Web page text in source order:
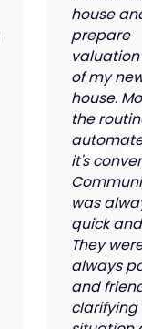
house
prepare
of my
house.
the
it's
was
quick
They
always
and
clarifying